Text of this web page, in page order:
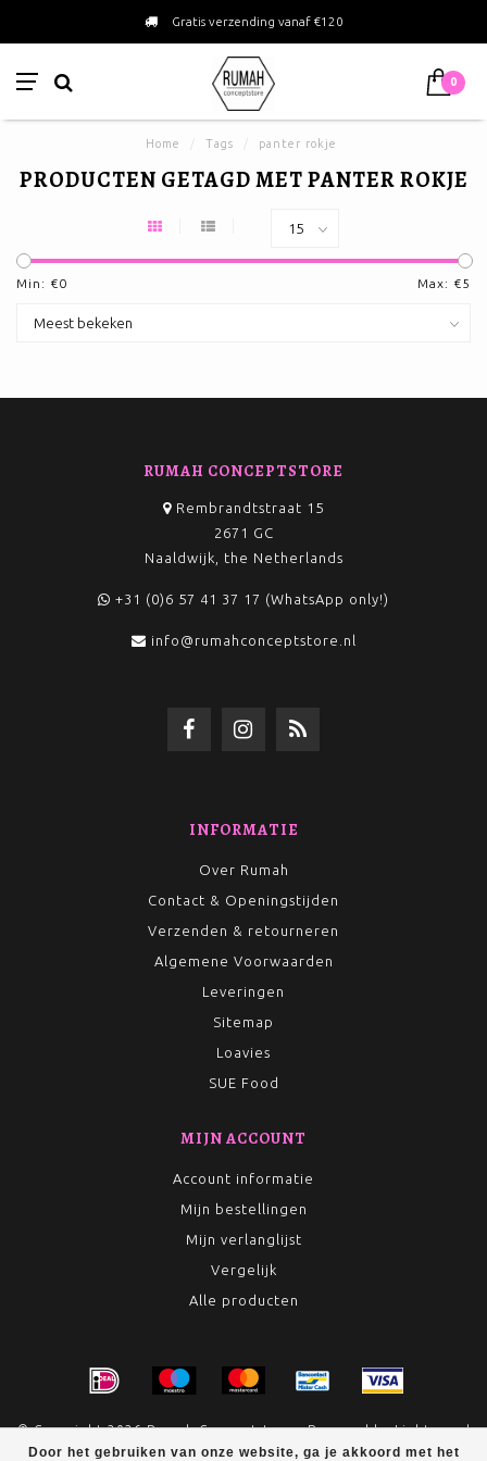
Gratis verzending vanaf €120
0
Home Tags panter rokje
PRODUCTEN GETAGD MET PANTER ROKJE
Min: €0 Max: €5
Door het gebruiken van onze website, ga je akkoord met het
RUMAH CONCEPTSTORE
Rembrandtstraat 15
2671 GC
Naaldwijk, the Netherlands
+31 (0)6 57 41 37 17 (WhatsApp only!)
info@rumahconceptstore.nl
INFORMATIE
Over Rumah
Contact & Openingstijden
Verzenden & retourneren
Algemene Voorwaarden
Leveringen
Sitemap
Loavies
SUE Food
MIJN ACCOUNT
Account informatie
Mijn bestellingen
Mijn verlanglijst
Vergelijk
Alle producten
© Copyright 2026 Rumah Conceptstore - Powered byLightspeed
- Theme by Dyvelopment